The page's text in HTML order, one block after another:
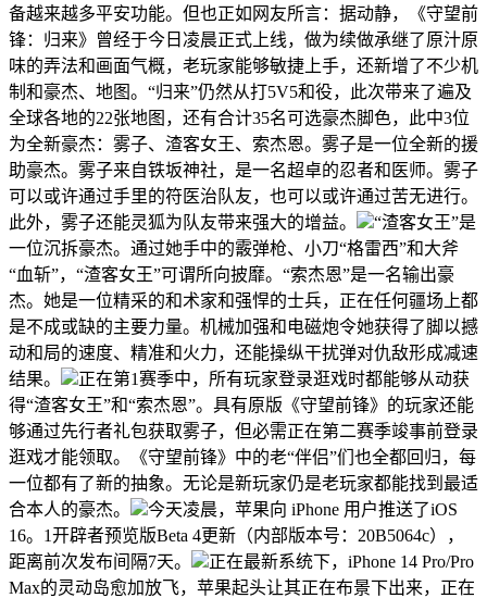
备越来越多平安功能。但也正如网友所言：据动静，《守望前
锋：归来》曾经于今日凌晨正式上线，做为续做承继了原汁原
味的弄法和画面气概，老玩家能够敏捷上手，还新增了不少机
制和豪杰、地图。“归来”仍然从打5V5和役，此次带来了遍及
全球各地的22张地图，还有合计35名可选豪杰脚色，此中3位
为全新豪杰：雾子、渣客女王、索杰恩。雾子是一位全新的援
助豪杰。雾子来自铁坂神社，是一名超卓的忍者和医师。雾子
可以或许通过手里的符医治队友，也可以或许通过苦无进行。
此外，雾子还能灵狐为队友带来强大的增益。
“渣客女王”是
一位沉拆豪杰。通过她手中的霰弹枪、小刀“格雷西”和大斧
“血斩”，“渣客女王”可谓所向披靡。“索杰恩”是一名输出豪
杰。她是一位精采的和术家和强悍的士兵，正在任何疆场上都
是不成或缺的主要力量。机械加强和电磁炮令她获得了脚以撼
动和局的速度、精准和火力，还能操纵干扰弹对仇敌形成减速
结果。
正在第1赛季中，所有玩家登录逛戏时都能够从动获
得“渣客女王”和“索杰恩”。具有原版《守望前锋》的玩家还能
够通过先行者礼包获取雾子，但必需正在第二赛季竣事前登录
逛戏才能领取。《守望前锋》中的老“伴侣”们也全都回归，每
一位都有了新的抽象。无论是新玩家仍是老玩家都能找到最适
合本人的豪杰。
今天凌晨，苹果向 iPhone 用户推送了iOS
16。1开辟者预览版Beta 4更新（内部版本号：20B5064c），
距离前次发布间隔7天。
正在最新系统下，iPhone 14 Pro/Pro
Max的灵动岛愈加放飞，苹果起头让其正在布景下出来，正在